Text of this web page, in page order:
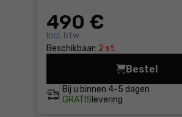
490 €
Incl. btw
Beschikbaar: 2 st.
Bij u binnen 4-5 dagen
GRATIS levering
Bestel